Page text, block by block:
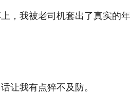
，我被老司机套出了真实的年
让我有点猝不及防。